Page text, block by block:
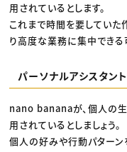
用されているとします。
これまで時間を要していた
り高度な業務に集中できる
パーソナルアシスタント
nano bananaが、個人の生
用されているとしましょう。
個人の好みや行動パターン